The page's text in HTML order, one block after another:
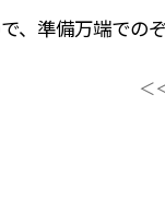
、準備万端でのぞ
＜